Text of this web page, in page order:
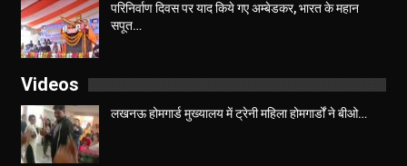
परिनिर्वाण दिवस पर याद किये गए अम्बेडकर, भारत के महान
सपूत…
Videos
लखनऊ होमगार्ड मुख्यालय में ट्रेनी महिला होमगार्डों ने बीओ…